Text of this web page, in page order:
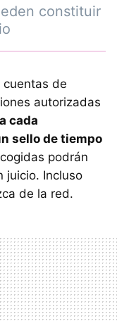
constituir
cuentas de
autorizadas
cada
sello de tiempo
podrán
juicio. Incluso
de la red.